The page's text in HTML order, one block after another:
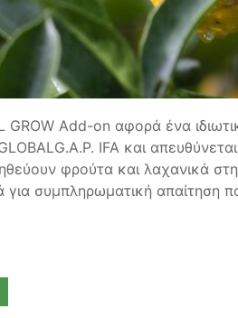
GROW Add-on αφορά ένα
IFA και
φρούτα και λαχανικά
συμπληρωματική απαίτηση